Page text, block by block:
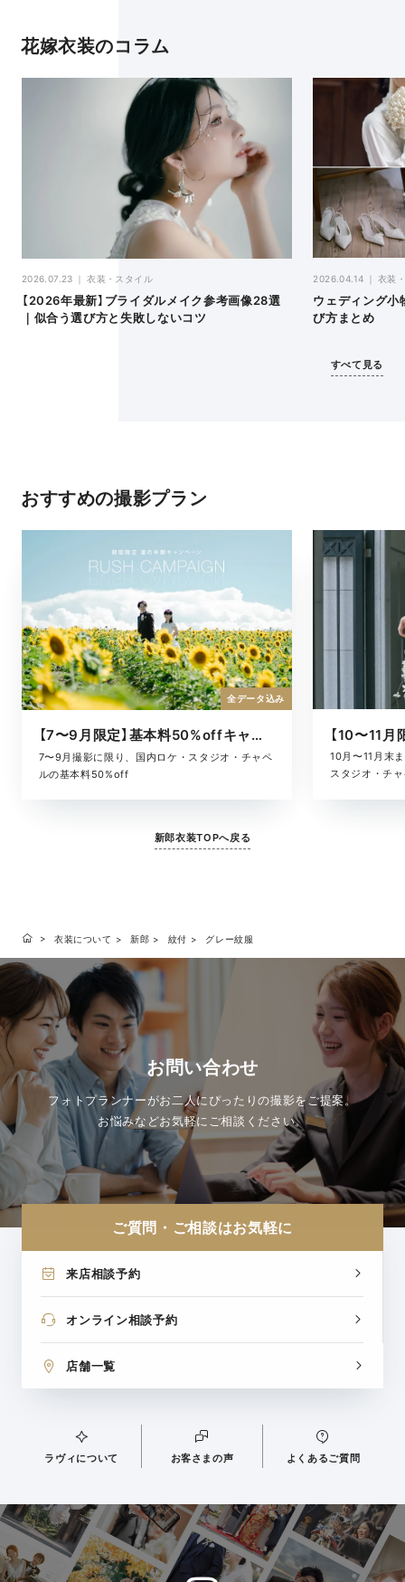
花嫁衣装のコラム
2026.07.23 衣装・スタイル
【2026年最新】ブライダルメイク参考画像28選
｜似合う選び方と失敗しないコツ
2026.04.14 衣装
ウェディング小
び方まとめ
すべて見る
おすすめの撮影プラン
【7〜9月限定】基本料50%offキャンペーン
7〜9月撮影に限り、国内ロケ・スタジオ・チャペ
ルの基本料50%off
全データ込み
10月〜11月末
スタジオ・チ
新郎衣装TOPへ戻る
衣装について 新郎 紋付 グレー紋服
お問い合わせ
フォトプランナーがお二人にぴったりの撮影をご提案。
お悩みなどお気軽にご相談ください。
ご質問・ご相談はお気軽に
来店相談予約
オンライン相談予約
店舗一覧
ラヴィについて お客さまの声 よくあるご質問